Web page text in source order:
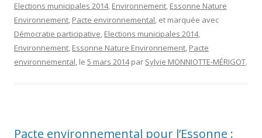
Elections municipales 2014, Environnement, Essonne Nature
Environnement, Pacte environnemental, et marquée avec
Démocratie participative, Elections municipales 2014,
Environnement, Essonne Nature Environnement, Pacte
environnemental, le 5 mars 2014 par Sylvie MONNIOTTE-MÉRIGOT.
Pacte environnemental pour l’Essonne :